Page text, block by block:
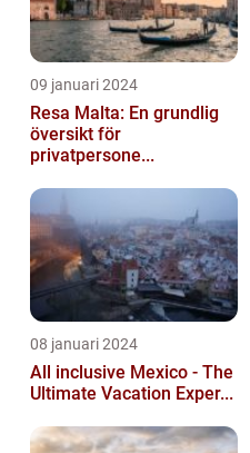
09 januari 2024
Resa Malta: En grundlig
översikt för
privatpersone...
08 januari 2024
All inclusive Mexico - The
Ultimate Vacation Exper...